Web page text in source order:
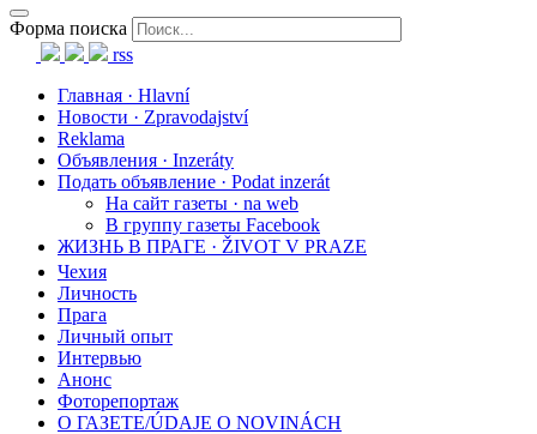
Форма поиска
rss
Главная · Hlavní
Новости · Zpravodajství
Reklama
Объявления · Inzeráty
Подать объявление · Podat inzerát
На сайт газеты · na web
В группу газеты Facebook
ЖИЗНЬ В ПРАГЕ · ŽIVOT V PRAZE
Чехия
Личность
Прага
Личный опыт
Интервью
Анонс
Фоторепортаж
О ГАЗЕТЕ/ÚDAJE O NOVINÁCH